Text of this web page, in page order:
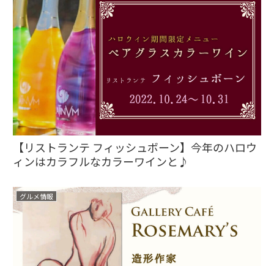
【リストランテ フィッシュボーン】今年のハロウ
ィンはカラフルなカラーワインと♪
グルメ情報